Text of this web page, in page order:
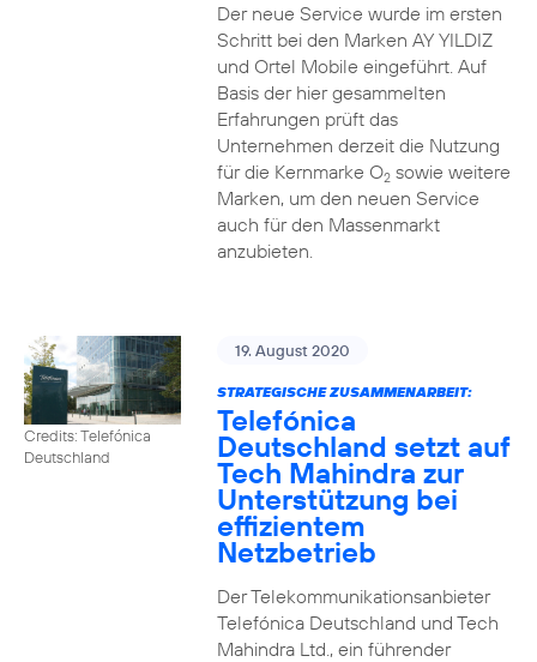
Der neue Service wurde im ersten
Schritt bei den Marken AY YILDIZ
und Ortel Mobile eingeführt. Auf
Basis der hier gesammelten
Erfahrungen prüft das
Unternehmen derzeit die Nutzung
für die Kernmarke O2sowie weitere
Marken, um den neuen Service
auch für den Massenmarkt
anzubieten.
Credits: Telefónica
Deutschland
19. August 2020
STRATEGISCHE ZUSAMMENARBEIT:
Telefónica
Deutschland setzt auf
Tech Mahindra zur
Unterstützung bei
effizientem
Netzbetrieb
Der Telekommunikationsanbieter
Telefónica Deutschland und Tech
Mahindra Ltd., ein führender